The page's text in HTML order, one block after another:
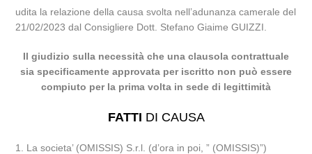
udita la relazione della causa svolta nell’adunanza camerale del
21/02/2023 dal Consigliere Dott. Stefano Giaime GUIZZI.
Il giudizio sulla necessità che una clausola contrattuale
sia specificamente approvata per iscritto non può essere
compiuto per la prima volta in sede di legittimità
FATTI DI CAUSA
1. La societa’ (OMISSIS) S.r.l. (d’ora in poi, ” (OMISSIS)”)